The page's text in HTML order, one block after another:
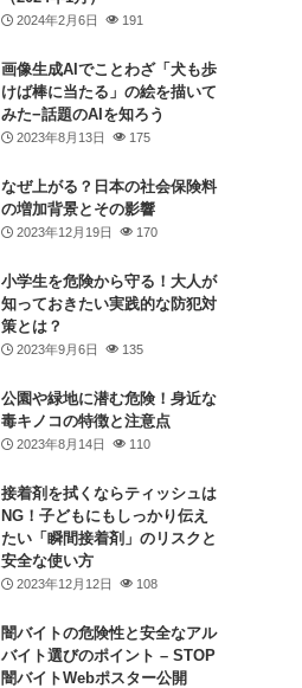
2024年2月6日 191
画像生成AIでことわざ「犬も歩
けば棒に当たる」の絵を描いて
みた−話題のAIを知ろう
2023年8月13日 175
なぜ上がる？日本の社会保険料
の増加背景とその影響
2023年12月19日 170
小学生を危険から守る！大人が
知っておきたい実践的な防犯対
策とは？
2023年9月6日 135
公園や緑地に潜む危険！身近な
毒キノコの特徴と注意点
2023年8月14日 110
接着剤を拭くならティッシュは
NG！子どもにもしっかり伝え
たい「瞬間接着剤」のリスクと
安全な使い方
2023年12月12日 108
闇バイトの危険性と安全なアル
バイト選びのポイント – STOP
闇バイトWebポスター公開